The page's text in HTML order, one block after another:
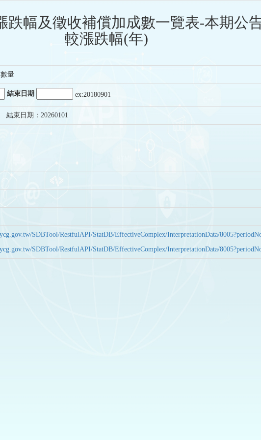
跌幅及徵收補償加成數一覽表-本期公
較漲跌幅(年)
量
結束日期 ex:20180901
結束日期：20260101
SDBTool/RestfulAPI/StatDB/EffectiveComplex/InterpretationData/
SDBTool/RestfulAPI/StatDB/EffectiveComplex/InterpretationData/